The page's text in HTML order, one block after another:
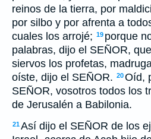
reinos de la tierra, por
por silbo y por afrenta a
cuales los arrojé; 19 porque
palabras, dijo el SEÑOR,
siervos los profetas,
oíste, dijo el SEÑOR. 20Oíd,
SEÑOR, vosotros todos los
de Jerusalén a Babilonia.
21Así dijo el SEÑOR de los